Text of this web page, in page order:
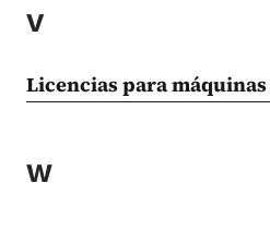
V
Licencias para máquinas
W